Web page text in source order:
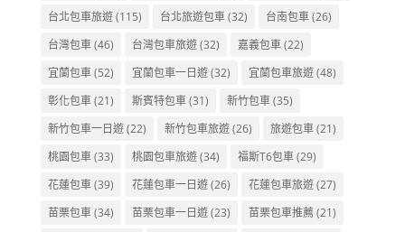
台北包車旅遊(115) 台北旅遊包車(32) 台南包車(26)
台灣包車(46) 台灣包車旅遊(32) 嘉義包車(22)
宜蘭包車(52) 宜蘭包車一日遊(32) 宜蘭包車旅遊(48)
彰化包車(21) 斯賓特包車(31) 新竹包車(35)
新竹包車一日遊(22) 新竹包車旅遊(26) 旅遊包車(21)
桃園包車(33) 桃園包車旅遊(34) 福斯T6包車(29)
花蓮包車(39) 花蓮包車一日遊(26) 花蓮包車旅遊(27)
苗栗包車(34) 苗栗包車一日遊(23) 苗栗包車推薦(21)